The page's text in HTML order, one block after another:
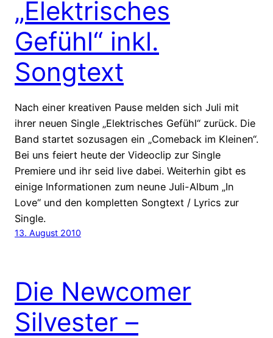
„Elektrisches
Gefühl“ inkl.
Songtext
Nach einer kreativen Pause melden sich Juli mit
ihrer neuen Single „Elektrisches Gefühl“ zurück. Die
Band startet sozusagen ein „Comeback im Kleinen“.
Bei uns feiert heute der Videoclip zur Single
Premiere und ihr seid live dabei. Weiterhin gibt es
einige Informationen zum neune Juli-Album „In
Love“ und den kompletten Songtext / Lyrics zur
Single.
13. August 2010
Die Newcomer
Silvester –